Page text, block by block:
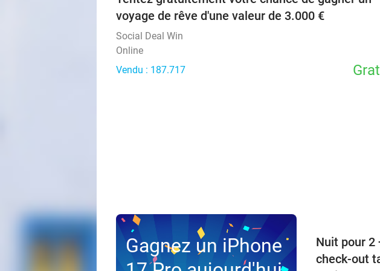
voyage de rêve d'une valeur de 3.000 €
Social Deal Win
Online
Vendu : 187.717
Gagnez un iPhone
Nuit pour 2
check-out